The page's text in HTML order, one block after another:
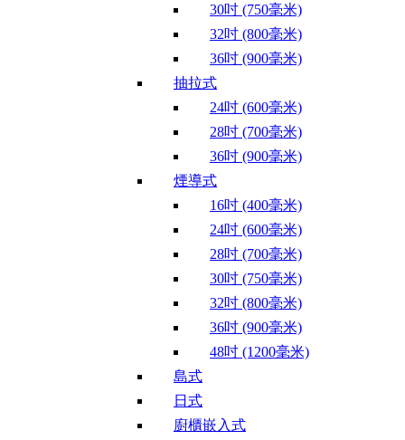
30吋 (750毫米)
32吋 (800毫米)
36吋 (900毫米)
抽拉式
24吋 (600毫米)
28吋 (700毫米)
36吋 (900毫米)
煙導式
16吋 (400毫米)
24吋 (600毫米)
28吋 (700毫米)
30吋 (750毫米)
32吋 (800毫米)
36吋 (900毫米)
48吋 (1200毫米)
島式
日式
廚櫃嵌入式